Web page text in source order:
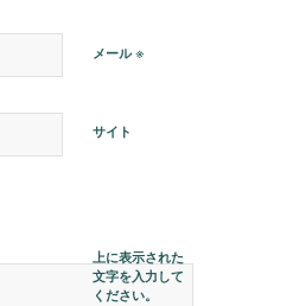
メール※
サイト
上に表示された
文字を入力して
ください。